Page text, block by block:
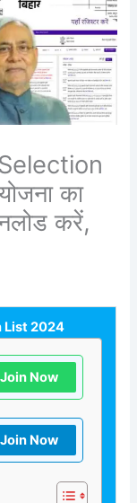
का
करें,
List 2024
Join Now
Join Now